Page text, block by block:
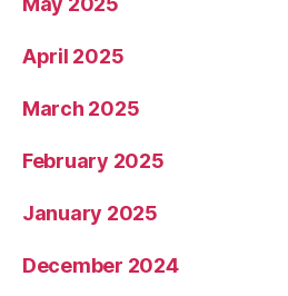
April 2025
March 2025
February 2025
January 2025
December 2024